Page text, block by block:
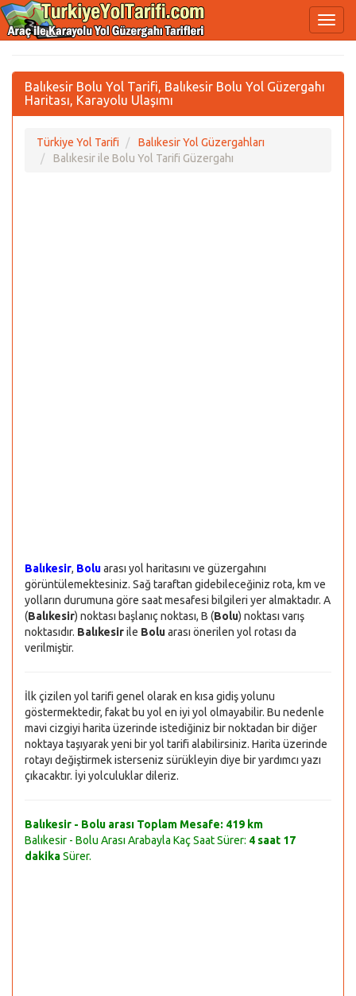
Balıkesir Bolu Yol Tarifi, Balıkesir Bolu Yol Güzergahı
Haritası, Karayolu Ulaşımı
Türkiye Yol Tarifi
Balıkesir Yol Güzergahları
Balıkesir ile Bolu Yol Tarifi Güzergahı
Balıkesir, Boluarası yol haritasını ve güzergahını
görüntülemektesiniz. Sağ taraftan gidebileceğiniz rota, km ve
yolların durumuna göre saat mesafesi bilgileri yer almaktadır. A
(Balıkesir) noktası başlanıç noktası, B (Bolu) noktası varış
noktasıdır. Balıkesirile Boluarası önerilen yol rotası da
verilmiştir.
İlk çizilen yol tarifi genel olarak en kısa gidiş yolunu
göstermektedir, fakat bu yol en iyi yol olmayabilir. Bu nedenle
mavi cizgiyi harita üzerinde istediğiniz bir noktadan bir diğer
noktaya taşıyarak yeni bir yol tarifi alabilirsiniz. Harita üzerinde
rotayı değiştirmek isterseniz sürükleyin diye bir yardımcı yazı
çıkacaktır. İyi yolculuklar dileriz.
Balıkesir - Bolu arası Toplam Mesafe: 419 km
Balıkesir - Bolu Arası Arabayla Kaç Saat Sürer: 4 saat 17
dakikaSürer.